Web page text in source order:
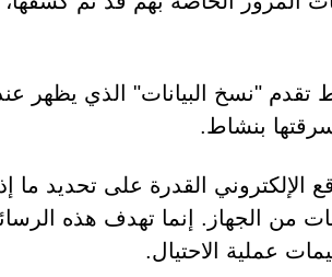
بنشاط.
الإلكتروني القدرة على تحديد ما
من الجهاز. إنما تهدف هذه
عملية الاحتيال.